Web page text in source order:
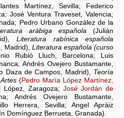
Martínez, Sevilla; Federico
José Ventura Traveset, Valencia;
Pedro Urbano González de la
arábiga española (Julián
Literatura rabínica española
Madrid), Literatura española (curso
Rubió Lluch, Barcelona; Luis
Andrés Ovejero Bustamante,
Daza de Campos, Madrid), Teoría
(Pedro María López Martínez,
López, Zaragoza; José Jordán de
Andrés Ovejero Bustamante,
Herrera, Sevilla; Angel Apráiz
Domínguez Berrueta, Granada).